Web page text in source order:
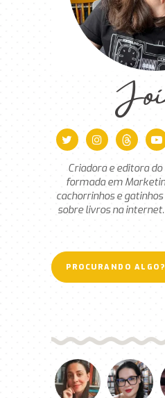
Criadora e editora
formada em
cachorrinhos e
sobre livros na internet.